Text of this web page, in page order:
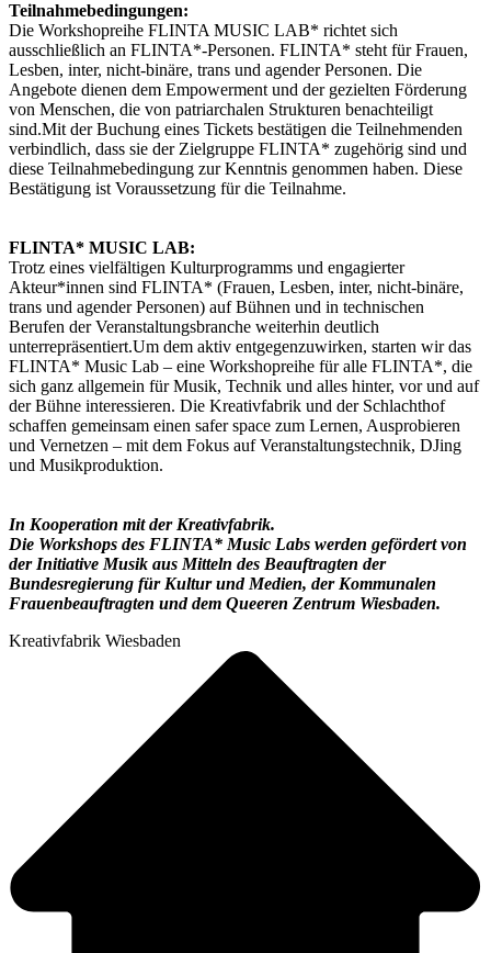
Teilnahmebedingungen:
Die Workshopreihe FLINTA MUSIC LAB* richtet sich
ausschließlich an FLINTA*-Personen. FLINTA* steht für Frauen,
Lesben, inter, nicht-binäre, trans und agender Personen. Die
Angebote dienen dem Empowerment und der gezielten Förderung
von Menschen, die von patriarchalen Strukturen benachteiligt
sind.Mit der Buchung eines Tickets bestätigen die Teilnehmenden
verbindlich, dass sie der Zielgruppe FLINTA* zugehörig sind und
diese Teilnahmebedingung zur Kenntnis genommen haben. Diese
Bestätigung ist Voraussetzung für die Teilnahme.
FLINTA* MUSIC LAB:
Trotz eines vielfältigen Kulturprogramms und engagierter
Akteur*innen sind FLINTA* (Frauen, Lesben, inter, nicht-binäre,
trans und agender Personen) auf Bühnen und in technischen
Berufen der Veranstaltungsbranche weiterhin deutlich
unterrepräsentiert.Um dem aktiv entgegenzuwirken, starten wir das
FLINTA* Music Lab – eine Workshopreihe für alle FLINTA*, die
sich ganz allgemein für Musik, Technik und alles hinter, vor und auf
der Bühne interessieren. Die Kreativfabrik und der Schlachthof
schaffen gemeinsam einen safer space zum Lernen, Ausprobieren
und Vernetzen – mit dem Fokus auf Veranstaltungstechnik, DJing
und Musikproduktion.
In Kooperation mit der Kreativfabrik.
Die Workshops des FLINTA* Music Labs werden gefördert von
der Initiative Musik aus Mitteln des Beauftragten der
Bundesregierung für Kultur und Medien, der Kommunalen
Frauenbeauftragten und dem Queeren Zentrum Wiesbaden.
Kreativfabrik Wiesbaden